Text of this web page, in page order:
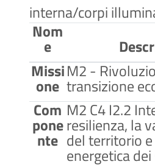
interna/corpi
Nom
e
Missi
one
M2 -
transizione
Com
pone
nte
M2 C4 I2.2
resilienza, la
del territorio
energetica